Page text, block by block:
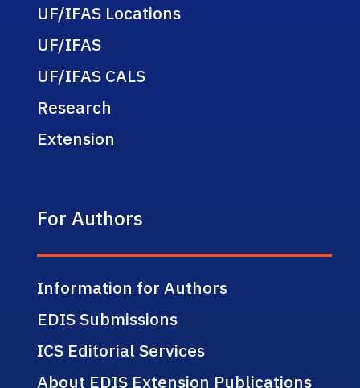
UF/IFAS Locations
UF/IFAS
UF/IFAS CALS
Research
Extension
For Authors
Information for Authors
EDIS Submissions
ICS Editorial Services
About EDIS Extension Publications